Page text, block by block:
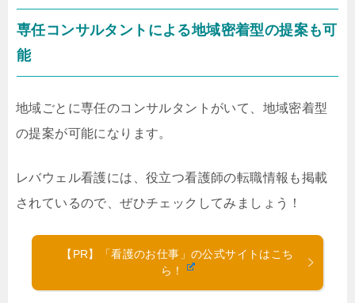
専任コンサルタントによる地域密着型の提案も可
能
地域ごとに専任のコンサルタントがいて、地域密着型
の提案が可能になります。
レバウェル看護には、役立つ看護師の転職情報も掲載
されているので、ぜひチェックしてみましょう！
【PR】「看護のお仕事」の公式サイトはこち
ら！